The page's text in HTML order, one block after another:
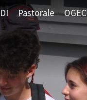
Pastorale OGEC